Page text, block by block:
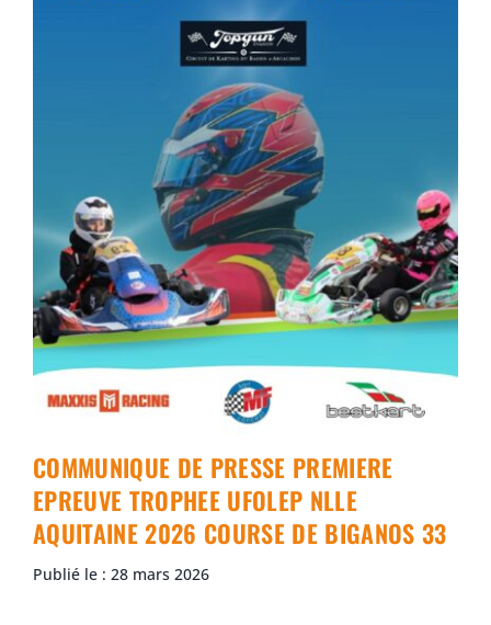
COMMUNIQUE DE PRESSE PREMIERE
EPREUVE TROPHEE UFOLEP NLLE
AQUITAINE 2026 COURSE DE BIGANOS 33
Publié le : 28 mars 2026